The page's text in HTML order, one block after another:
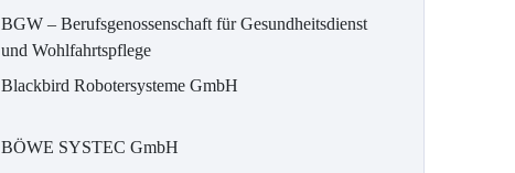
BGW – Berufsgenossenschaft für Gesundheitsdienst
und Wohlfahrtspflege
Blackbird Robotersysteme GmbH
BÖWE SYSTEC GmbH